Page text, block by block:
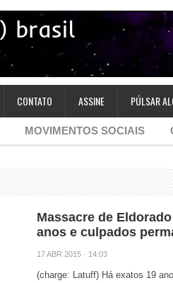
CONTATO ASSINE PÚLSAR
MOVIMENTOS SOCIAIS
Massacre de
anos e culpados
17 ABR 2015 · 14:03
(charge: Latuff) Há exatos 19